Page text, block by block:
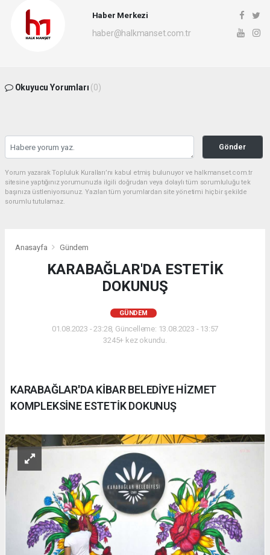
Haber Merkezi
haber@halkmanset.com.tr
Okuyucu Yorumları (0)
Gönder
Yorum yazarak Topluluk Kuralları’nı kabul etmiş bulunuyor ve halkmanset.com.tr
sitesine yaptığınız yorumunuzla ilgili doğrudan veya dolaylı tüm sorumluluğu tek
başınıza üstleniyorsunuz. Yazılan tüm yorumlardan site yönetimi hiçbir şekilde
sorumlu tutulamaz.
Anasayfa Gündem
KARABAĞLAR'DA ESTETİK
DOKUNUŞ
GÜNDEM
01.08.2023 - 23:28, Güncelleme: 13.08.2023 - 13:57
3245+ kez okundu.
KARABAĞLAR'DA KİBAR BELEDİYE HİZMET
KOMPLEKSİNE ESTETİK DOKUNUŞ